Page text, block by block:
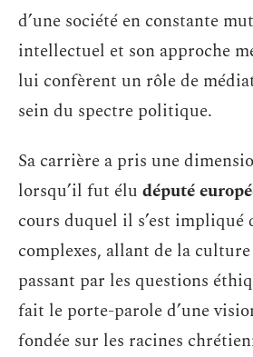
d’une société en constante
intellectuel et son approche
lui confèrent un rôle de
sein du spectre politique.
Sa carrière a pris une
lorsqu’il fut élu député
cours duquel il s’est impliqué
complexes, allant de la culture
passant par les questions
fait le porte-parole d’une
fondée sur les racines